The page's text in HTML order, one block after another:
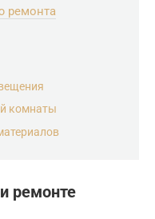
ремонта
комнаты
ремонте